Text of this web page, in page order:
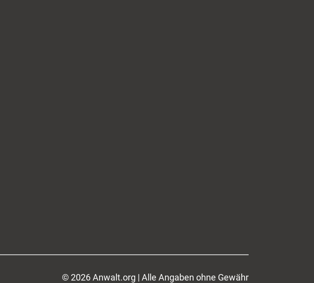
© 2026 Anwalt.org | Alle Angaben ohne Gewähr